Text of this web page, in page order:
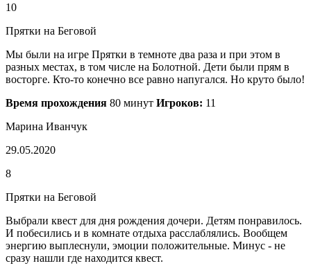
10
Прятки на Беговой
Мы были на игре Прятки в темноте два раза и при этом в
разных местах, в том числе на Болотной. Дети были прям в
восторге. Кто-то конечно все равно напугался. Но круто было!
Время прохождения 80 минут Игроков: 11
Марина Иванчук
29.05.2020
8
Прятки на Беговой
Выбрали квест для дня рождения дочери. Детям понравилось.
И побесились и в комнате отдыха расслаблялись. Вообщем
энергию выплеснули, эмоции положительные. Минус - не
сразу нашли где находится квест.